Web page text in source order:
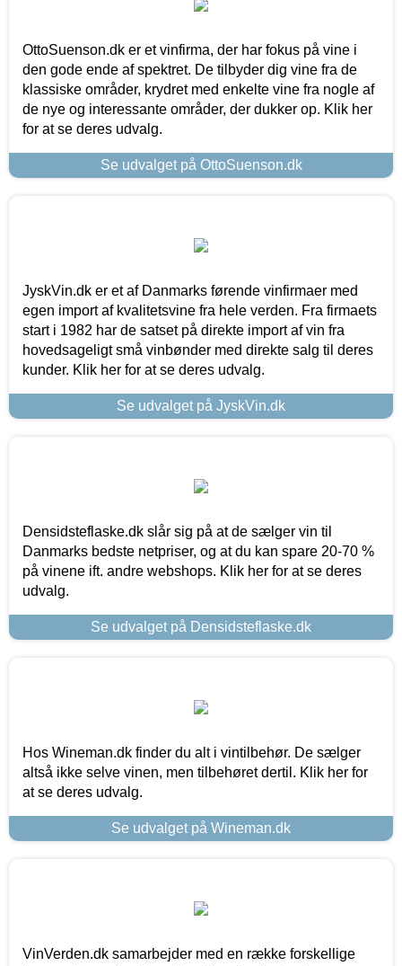
OttoSuenson.dk er et vinfirma, der har fokus på vine i
den gode ende af spektret. De tilbyder dig vine fra de
klassiske områder, krydret med enkelte vine fra nogle af
de nye og interessante områder, der dukker op. Klik her
for at se deres udvalg.
Se udvalget på OttoSuenson.dk
JyskVin.dk er et af Danmarks førende vinfirmaer med
egen import af kvalitetsvine fra hele verden. Fra firmaets
start i 1982 har de satset på direkte import af vin fra
hovedsageligt små vinbønder med direkte salg til deres
kunder. Klik her for at se deres udvalg.
Se udvalget på JyskVin.dk
Densidsteflaske.dk slår sig på at de sælger vin til
Danmarks bedste netpriser, og at du kan spare 20-70 %
på vinene ift. andre webshops. Klik her for at se deres
udvalg.
Se udvalget på Densidsteflaske.dk
Hos Wineman.dk finder du alt i vintilbehør. De sælger
altså ikke selve vinen, men tilbehøret dertil. Klik her for
at se deres udvalg.
Se udvalget på Wineman.dk
VinVerden.dk samarbejder med en række forskellige